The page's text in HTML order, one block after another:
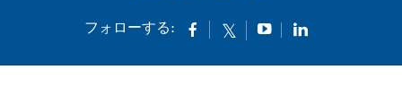
フォローする: